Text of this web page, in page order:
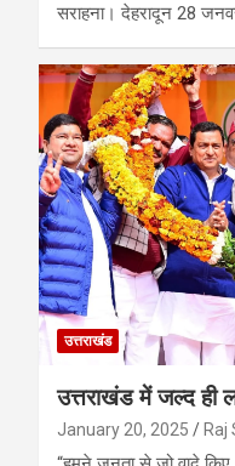
सराहना। देहरादून 28
उत्तराखंड
उत्तराखंड में जल्द ही
January 20, 2025 Raj